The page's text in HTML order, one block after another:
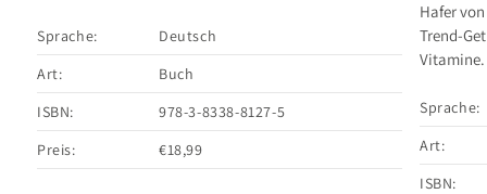
Sprache:
Deutsch
Art:
Buch
ISBN:
978-3-8338-8127-5
Preis:
€18,99
Hafer
Trend-
Vitamine.
Sprache:
Art:
ISBN: